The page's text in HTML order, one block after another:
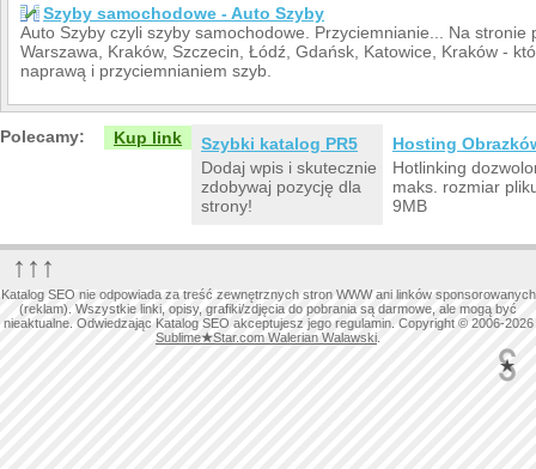
Szyby samochodowe - Auto Szyby
Auto Szyby czyli szyby samochodowe. Przyciemnianie... Na stronie
Warszawa, Kraków, Szczecin, Łódź, Gdańsk, Katowice, Kraków -
naprawą i przyciemnianiem szyb.
Polecamy: Kup link
Szybki katalog PR5
Dodaj wpis i skutecznie
zdobywaj pozycję dla
strony!
Hosting
Hotlinking
maks. rozmiar
9MB
↑↑↑
Katalog SEO nie odpowiada za treść zewnętrznych stron WWW ani linków sponsorowanych
(reklam). Wszystkie linki, opisy, grafiki/zdjęcia do pobrania są darmowe, ale mogą być
nieaktualne. Odwiedzając Katalog SEO akceptujesz jego regulamin. Copyright © 2006-2026
Sublime★Star.com Walerian Walawski